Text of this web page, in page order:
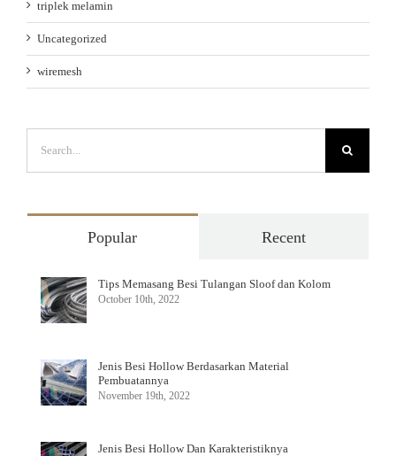
triplek melamin
Uncategorized
wiremesh
for:
Popular Recent
Tips Memasang Besi Tulangan Sloof dan Kolom
October 10th, 2022
Jenis Besi Hollow Berdasarkan Material
Pembuatannya
November 19th, 2022
Jenis Besi Hollow Dan Karakteristiknya